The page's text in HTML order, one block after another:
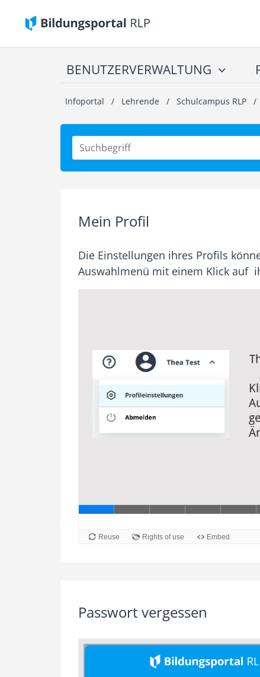
BENUTZERVERWALTUNG
Infoportal / Lehrende / Schulcampus RLP /
Mein Profil
Die Einstellungen ihres Profils
Auswahlmenü mit einem Klick auf
Passwort vergessen